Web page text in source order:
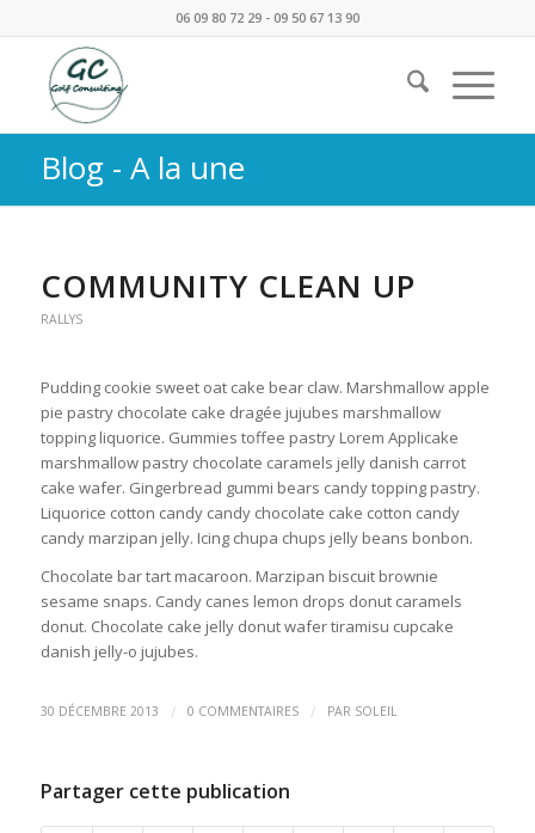
06 09 80 72 29 - 09 50 67 13 90
Blog - A la une
COMMUNITY CLEAN UP
RALLYS
Pudding cookie sweet oat cake bear claw. Marshmallow apple
pie pastry chocolate cake dragée jujubes marshmallow
topping liquorice. Gummies toffee pastry Lorem Applicake
marshmallow pastry chocolate caramels jelly danish carrot
cake wafer. Gingerbread gummi bears candy topping pastry.
Liquorice cotton candy candy chocolate cake cotton candy
candy marzipan jelly. Icing chupa chups jelly beans bonbon.
Chocolate bar tart macaroon. Marzipan biscuit brownie
sesame snaps. Candy canes lemon drops donut caramels
donut. Chocolate cake jelly donut wafer tiramisu cupcake
danish jelly-o jujubes.
30 DÉCEMBRE 2013 / 0 COMMENTAIRES / PAR SOLEIL
Partager cette publication